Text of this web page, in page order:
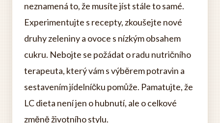
neznamená to, že musíte jíst stále to samé.
Experimentujte s recepty, zkoušejte nové
druhy zeleniny a ovoce s nízkým obsahem
cukru. Nebojte se požádat o radu nutričního
terapeuta, který vám s výběrem potravin a
sestavením jídelníčku pomůže. Pamatujte, že
LC dieta není jen o hubnutí, ale o celkové
změně životního stylu.